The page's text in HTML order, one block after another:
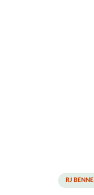
RJ BENNE